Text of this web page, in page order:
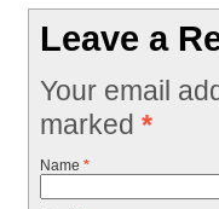
Leave a
Your email
marked *
Name *